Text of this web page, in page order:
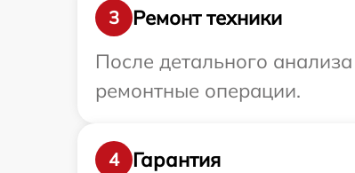
3
Ремонт техники
После детального
ремонтные операции.
4
Гарантия